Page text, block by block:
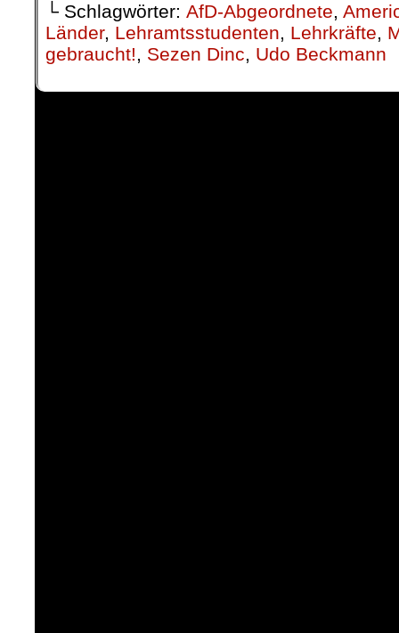
└ Schlagwörter: AfD-Abgeordnete,
Länder, Lehramtsstudenten, Lehrkräfte,
gebraucht!, Sezen Dinc, Udo Beckmann